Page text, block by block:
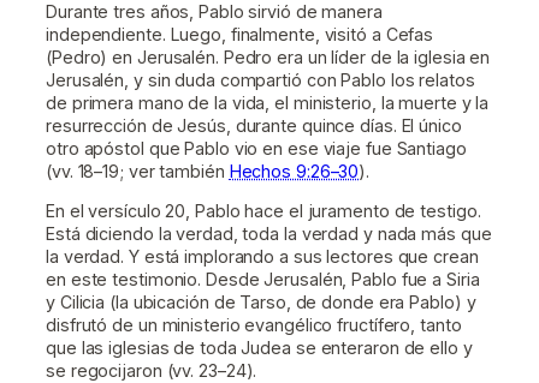
Durante tres años, Pablo sirvió de manera
independiente. Luego, finalmente, visitó a Cefas
(Pedro) en Jerusalén. Pedro era un líder de la iglesia en
Jerusalén, y sin duda compartió con Pablo los relatos
de primera mano de la vida, el ministerio, la muerte y la
resurrección de Jesús, durante quince días. El único
otro apóstol que Pablo vio en ese viaje fue Santiago
(vv. 18–19; ver también Hechos 9:26–30).
En el versículo 20, Pablo hace el juramento de testigo.
Está diciendo la verdad, toda la verdad y nada más que
la verdad. Y está implorando a sus lectores que crean
en este testimonio. Desde Jerusalén, Pablo fue a Siria
y Cilicia (la ubicación de Tarso, de donde era Pablo) y
disfrutó de un ministerio evangélico fructífero, tanto
que las iglesias de toda Judea se enteraron de ello y
se regocijaron (vv. 23–24).